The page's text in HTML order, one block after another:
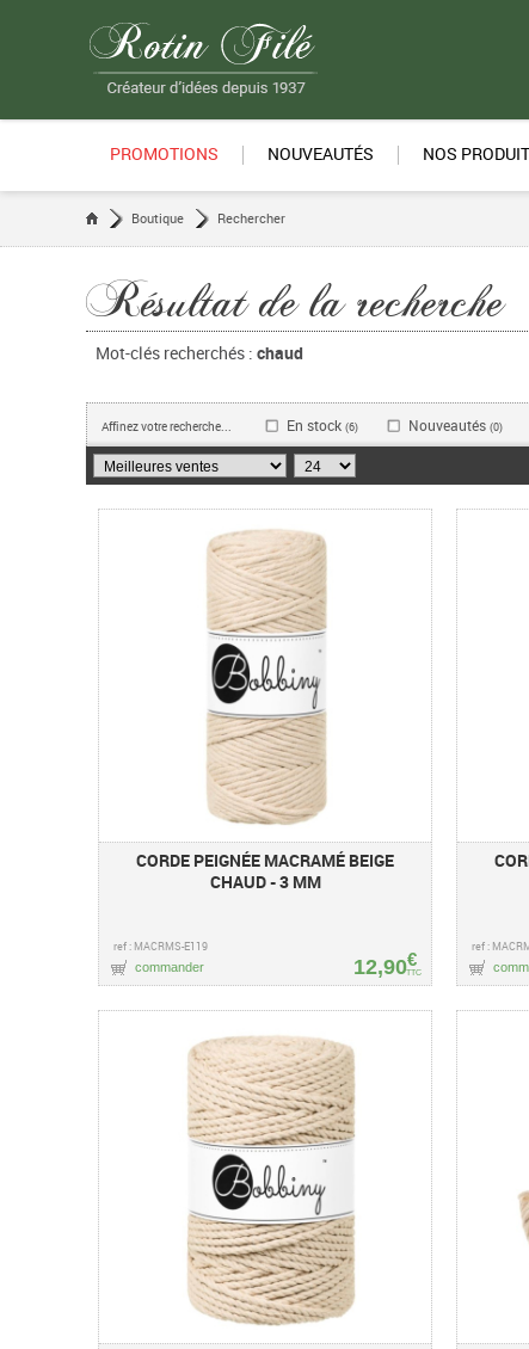
PROMOTIONS NOUVEAUTÉS NOS
Boutique Rechercher
Résultat de la recherche
Mot-clés recherchés : chaud
Affinez votre recherche... En stock (6) Nouveautés (0)
CORDE PEIGNÉE MACRAMÉ BEIGE
CHAUD - 3 MM
ref : MACRMS-E119
12,90€
TTC
commander
ref :